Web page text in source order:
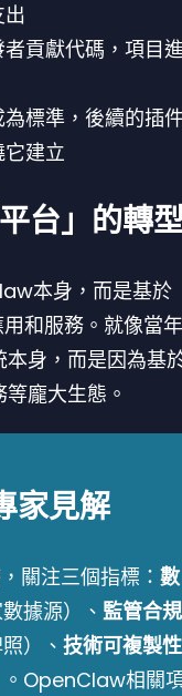
貢獻代碼，項目
標準，後續的插
建立
台」的轉
本身，而是基於
和服務。就像當
身，而是因為基
龐大生態。
家見解
關注三個指標： 數
據源）、 監管合規
）、 技術可複製性
。OpenClaw相關